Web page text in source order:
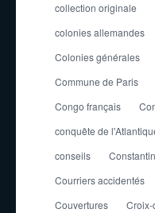
collection originale
colonies allemandes
Colonies générales
Commune de Paris
Congo français
conquête de
conseils
Courriers accidentés
Couvertures
Croix-